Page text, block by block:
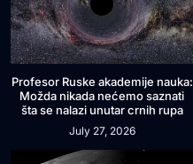
Profesor Ruske akademije nauka:
Možda nikada nećemo saznati
šta se nalazi unutar crnih rupa
July 27, 2026